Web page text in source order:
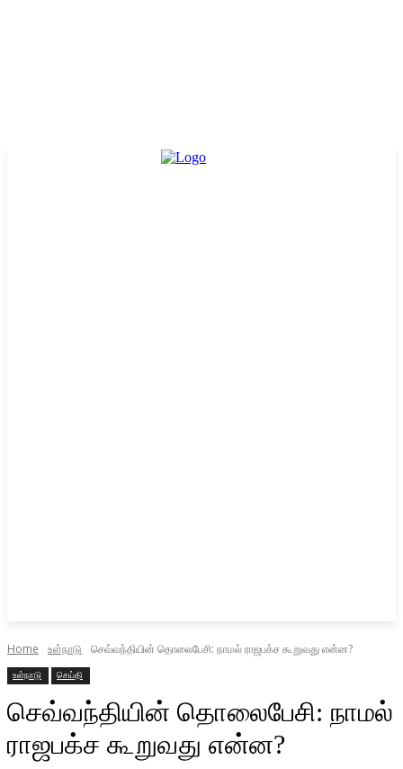
Home உள்நாடு செவ்வந்தியின் தொலைபேசி: நாமல் ராஜபக்ச கூறுவது என்ன?
உள்நாடு செய்தி
செவ்வந்தியின் தொலைபேசி: நாமல்
ராஜபக்ச கூறுவது என்ன?